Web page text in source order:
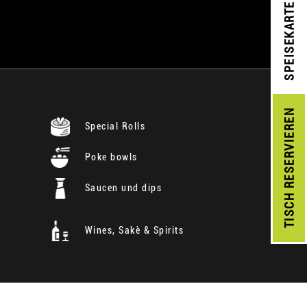
TISCH
RESERVIEREN
SPEISEKARTE
Special Rolls
Poke bowls
Saucen und dips
Wines, Sakè & Spirits